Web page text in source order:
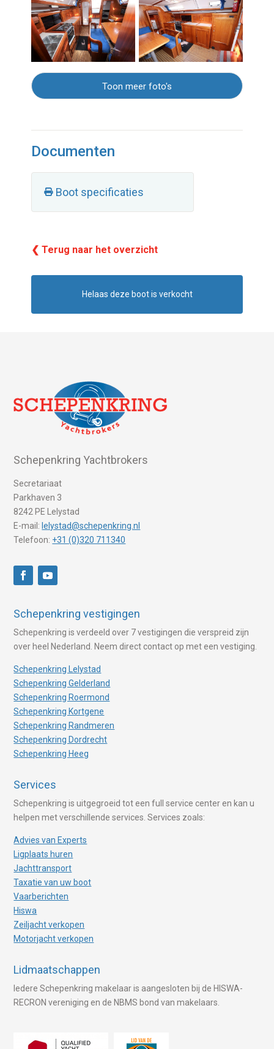
Toon meer foto's
Documenten
Boot specificaties
❮ Terug naar het overzicht
Helaas deze boot is verkocht
Schepenkring Yachtbrokers
Secretariaat
Parkhaven 3
8242 PE Lelystad
E-mail: lelystad@schepenkring.nl
Telefoon: +31 (0)320 711340
Schepenkring vestigingen
Schepenkring is verdeeld over 7 vestigingen die verspreid zijn
over heel Nederland. Neem direct contact op met een vestiging.
Schepenkring Lelystad
Schepenkring Gelderland
Schepenkring Roermond
Schepenkring Kortgene
Schepenkring Randmeren
Schepenkring Dordrecht
Schepenkring Heeg
Services
Schepenkring is uitgegroeid tot een full service center en kan u
helpen met verschillende services. Services zoals:
Advies van Experts
Ligplaats huren
Jachttransport
Taxatie van uw boot
Vaarberichten
Hiswa
Zeiljacht verkopen
Motorjacht verkopen
Lidmaatschappen
Iedere Schepenkring makelaar is aangesloten bij de HISWA-
RECRON vereniging en de NBMS bond van makelaars.